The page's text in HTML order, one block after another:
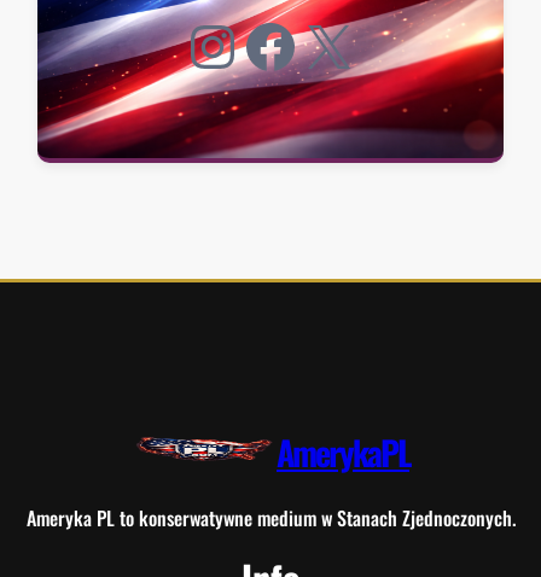
Instagram Facebook X
AmerykaPL
Ameryka PL to konserwatywne medium w Stanach Zjednoczonych.